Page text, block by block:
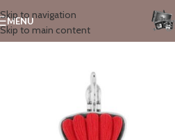
Skip to navigation
Skip to main content
MENU